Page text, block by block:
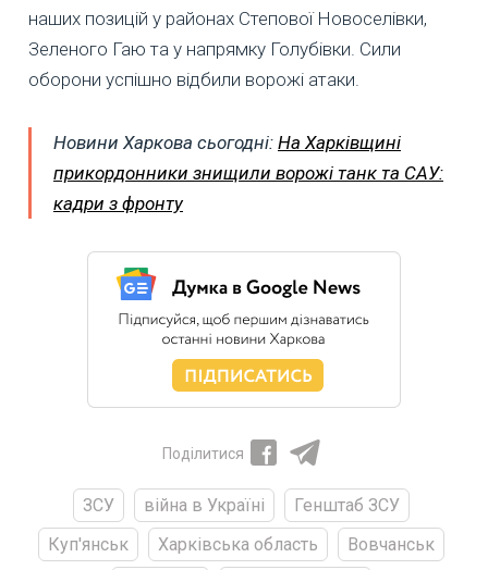
наших позицій у районах Степової Новоселівки,
Зеленого Гаю та у напрямку Голубівки. Сили
оборони успішно відбили ворожі атаки.
Новини Харкова сьогодні: На Харківщині
прикордонники знищили ворожі танк та САУ:
кадри з фронту
Поділитися
ЗСУ війна в Україні
Генштаб ЗСУ
Куп'янськ
Харківська область
Вовчанськ